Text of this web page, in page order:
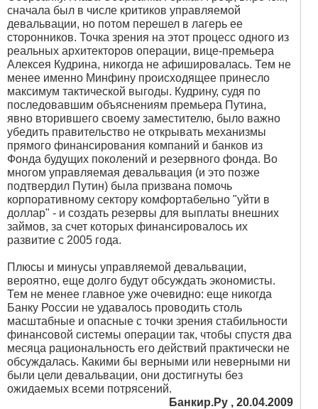
сначала был в числе критиков управляемой
девальвации, но потом перешел в лагерь ее
сторонников. Точка зрения на этот процесс одного из
реальных архитекторов операции, вице-премьера
Алексея Кудрина, никогда не афишировалась. Тем не
менее именно Минфину происходящее принесло
максимум тактической выгоды. Кудрину, судя по
последовавшим объяснениям премьера Путина,
явно вторившего своему заместителю, было важно
убедить правительство не открывать механизмы
прямого финансирования компаний и банков из
Фонда будущих поколений и резервного фонда. Во
многом управляемая девальвация (и это позже
подтвердил Путин) была призвана помочь
корпоративному сектору комфортабельно "уйти в
доллар" - и создать резервы для выплаты внешних
займов, за счет которых финансировалось их
развитие с 2005 года.
Плюсы и минусы управляемой девальвации,
вероятно, еще долго будут обсуждать экономисты.
Тем не менее главное уже очевидно: еще никогда
Банку России не удавалось проводить столь
масштабные и опасные с точки зрения стабильности
финансовой системы операции так, чтобы спустя два
месяца рациональность его действий практически не
обсуждалась. Какими бы верными или неверными ни
были цели девальвации, они достигнуты без
ожидаемых всеми потрясений.
Банкир.Ру , 20.04.2009